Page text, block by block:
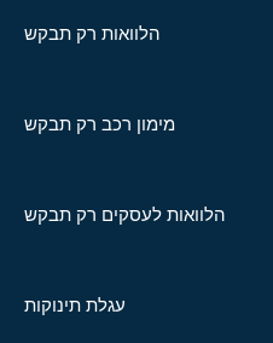
הלוואות רק תבקש
מימון רכב רק תבקש
הלוואות לעסקים רק תבקש
עגלת תינוקות